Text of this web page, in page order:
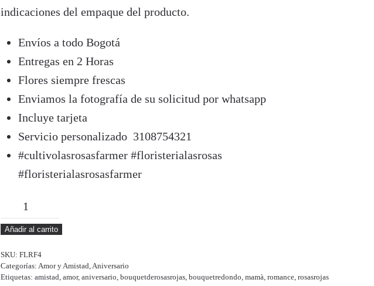
indicaciones del empaque del producto.
Envíos a todo Bogotá
Entregas en 2 Horas
Flores siempre frescas
Enviamos la fotografía de su solicitud por whatsapp
Incluye tarjeta
Servicio personalizado 3108754321
#cultivolasrosasfarmer #floristerialasrosas
#floristerialasrosasfarmer
ALESSIA
cantidad
Añadir al carrito
SKU: FLRF4
Categorías: Amor y Amistad,Aniversario
Etiquetas: amistad, amor, aniversario, bouquetderosasrojas, bouquetredondo, mamà, romance, rosasrojas